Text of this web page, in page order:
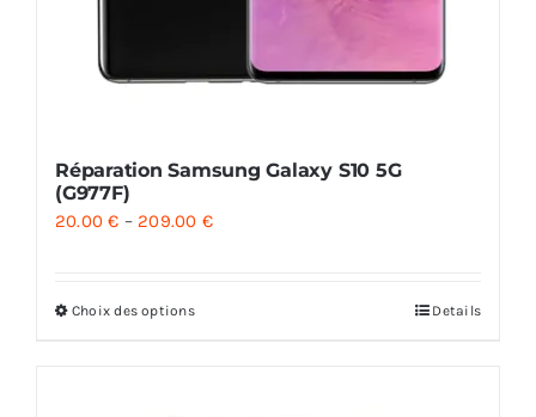
Réparation Samsung Galaxy S10 5G
(G977F)
20.00€ – 209.00 €
Choix des options Details